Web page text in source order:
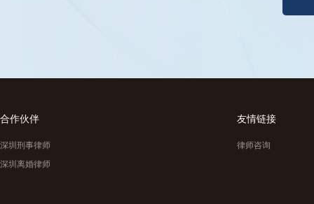
合作伙伴
深圳刑事律师
深圳离婚律师
友情链接
律师咨询